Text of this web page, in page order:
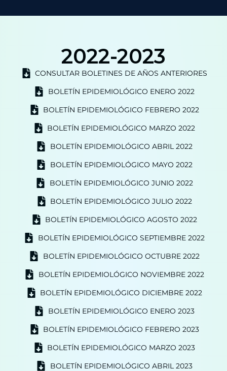
2022-2023
CONSULTAR BOLETINES DE AÑOS ANTERIORES
BOLETÍN EPIDEMIOLÓGICO ENERO 2022
BOLETÍN EPIDEMIOLÓGICO FEBRERO 2022
BOLETÍN EPIDEMIOLÓGICO MARZO 2022
BOLETÍN EPIDEMIOLÓGICO ABRIL 2022
BOLETÍN EPIDEMIOLÓGICO MAYO 2022
BOLETÍN EPIDEMIOLÓGICO JUNIO 2022
BOLETÍN EPIDEMIOLÓGICO JULIO 2022
BOLETÍN EPIDEMIOLÓGICO AGOSTO 2022
BOLETÍN EPIDEMIOLÓGICO SEPTIEMBRE 2022
BOLETÍN EPIDEMIOLÓGICO OCTUBRE 2022
BOLETÍN EPIDEMIOLÓGICO NOVIEMBRE 2022
BOLETÍN EPIDEMIOLÓGICO DICIEMBRE 2022
BOLETÍN EPIDEMIOLÓGICO ENERO 2023
BOLETÍN EPIDEMIOLÓGICO FEBRERO 2023
BOLETÍN EPIDEMIOLÓGICO MARZO 2023
BOLETÍN EPIDEMIOLÓGICO ABRIL 2023